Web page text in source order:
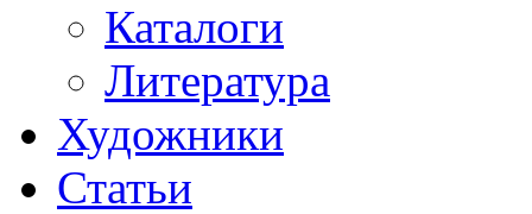
Каталоги
Литература
Художники
Статьи